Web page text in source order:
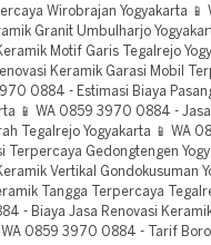
Wirobrajan Yogyakarta 📱
Granit Umbulharjo
Motif Garis Tegalrejo
Keramik Garasi Mobil
0884 - Estimasi Biaya
📱 WA 0859 3970 0884 -
Tegalrejo Yogyakarta 📱 WA
Terpercaya Gedongtengen
Vertikal Gondokusuman
Tangga Terpercaya
- Biaya Jasa Renovasi
WA 0859 3970 0884 - Tarif